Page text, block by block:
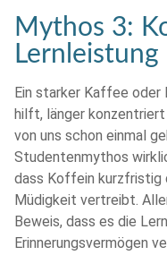
Mythos 3:
Lernleistung
Ein starker Kaffee oder
hilft, länger
von uns schon einmal
Studentenmythos
dass Koffein kurzfristig
Müdigkeit vertreibt.
Beweis, dass es die
Erinnerungsvermögen